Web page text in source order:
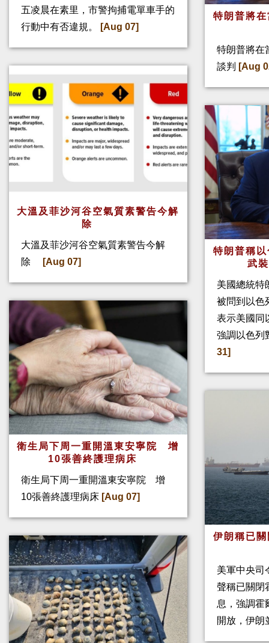
五凌晨在素里，市警拘捕電單車手的
行動中有否違規。
[Aug 07]
大溫及菲沙河谷空氣質素警告今解
除
大溫及菲沙河谷空氣質素警告今解
除
[Aug 07]
衛生局下周一重開溫東安寧院 增
10張善終護理病床
衛生局下周一重開溫東安寧院 增
10張善終護理病床 [Aug 07]
特朗普將
特朗普將在
談判
[Aug
特朗普稱
武
美國總統特
被問到以色
表示美國同
強調以色列
31]
伊朗稱已
美軍中央司
聲稱已關閉
息，強調霍
開放，伊